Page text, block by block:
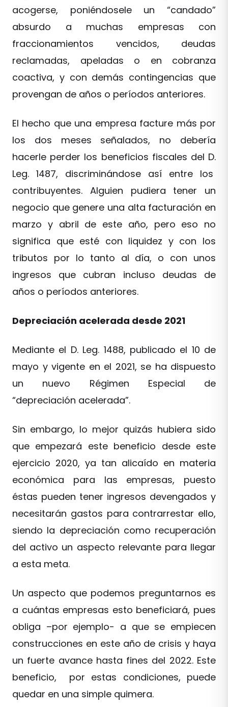
acogerse, poniéndosele un “candado”
absurdo a muchas empresas con
fraccionamientos vencidos, deudas
reclamadas, apeladas o en cobranza
coactiva, y con demás contingencias que
provengan de años o períodos anteriores.
El hecho que una empresa facture más por
los dos meses señalados, no debería
hacerle perder los beneficios fiscales del D.
Leg. 1487, discriminándose así entre los
contribuyentes. Alguien pudiera tener un
negocio que genere una alta facturación en
marzo y abril de este año, pero eso no
significa que esté con liquidez y con los
tributos por lo tanto al día, o con unos
ingresos que cubran incluso deudas de
años o períodos anteriores.
Depreciación acelerada desde 2021
Mediante el D. Leg. 1488, publicado el 10 de
mayo y vigente en el 2021, se ha dispuesto
un nuevo Régimen Especial de
“depreciación acelerada”.
Sin embargo, lo mejor quizás hubiera sido
que empezará este beneficio desde este
ejercicio 2020, ya tan alicaído en materia
económica para las empresas, puesto
éstas pueden tener ingresos devengados y
necesitarán gastos para contrarrestar ello,
siendo la depreciación como recuperación
del activo un aspecto relevante para llegar
a esta meta.
Un aspecto que podemos preguntarnos es
a cuántas empresas esto beneficiará, pues
obliga –por ejemplo- a que se empiecen
construcciones en este año de crisis y haya
un fuerte avance hasta fines del 2022. Este
beneficio, por estas condiciones, puede
quedar en una simple quimera.